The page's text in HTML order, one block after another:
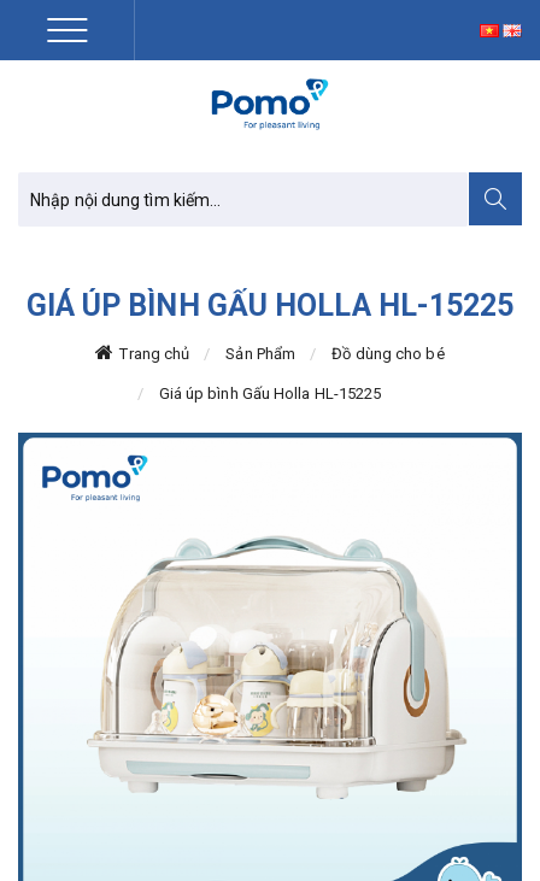
GIÁ ÚP BÌNH GẤU HOLLA HL-15225
Trang chủ Sản Phẩm Đồ dùng cho bé
Giá úp bình Gấu Holla HL-15225